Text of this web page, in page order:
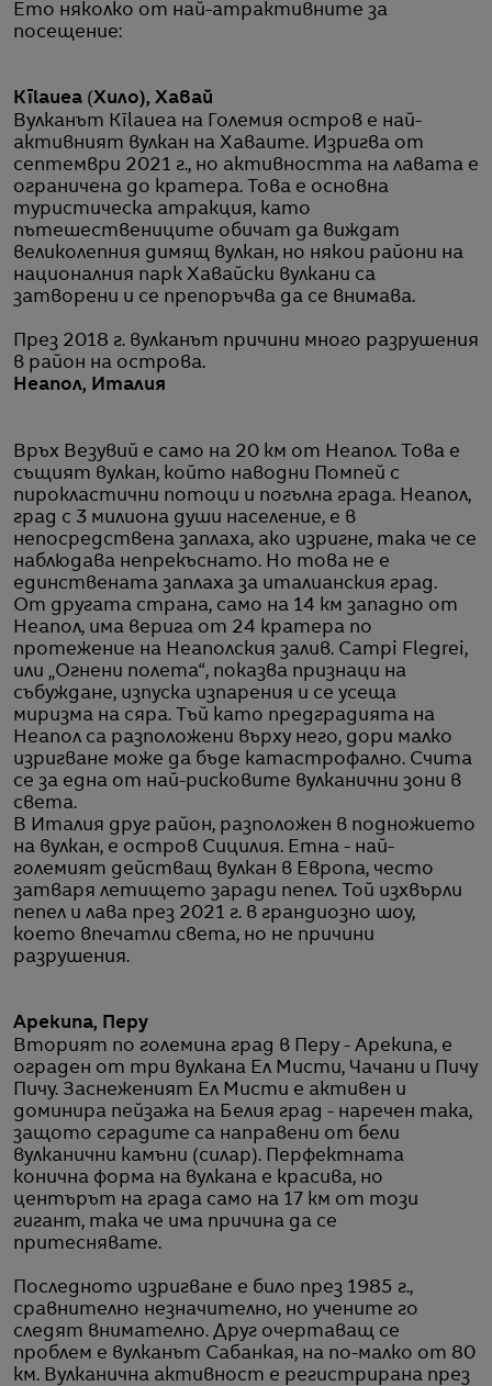
Ето няколко от най-атрактивните за
посещение:
Kīlauea (Хило), Хавай
Вулканът Kīlauea на Големия остров е най-
активният вулкан на Хаваите. Изригва от
септември 2021 г., но активността на лавата е
ограничена до кратера. Това е основна
туристическа атракция, като
пътешествениците обичат да виждат
великолепния димящ вулкан, но някои райони на
националния парк Хавайски вулкани са
затворени и се препоръчва да се внимава.
През 2018 г. вулканът причини много разрушения
в район на острова.
Неапол, Италия
Връх Везувий е само на 20 км от Неапол. Това е
същият вулкан, който наводни Помпей с
пирокластични потоци и погълна града. Неапол,
град с 3 милиона души население, е в
непосредствена заплаха, ако изригне, така че се
наблюдава непрекъснато. Но това не е
единствената заплаха за италианския град.
От другата страна, само на 14 км западно от
Неапол, има верига от 24 кратера по
протежение на Неаполския залив. Campi Flegrei,
или „Огнени полета“, показва признаци на
събуждане, изпуска изпарения и се усеща
миризма на сяра. Тъй като предградията на
Неапол са разположени върху него, дори малко
изригване може да бъде катастрофално. Счита
се за една от най-рисковите вулканични зони в
света.
В Италия друг район, разположен в подножието
на вулкан, е остров Сицилия. Етна - най-
големият действащ вулкан в Европа, често
затваря летището заради пепел. Той изхвърли
пепел и лава през 2021 г. в грандиозно шоу,
което впечатли света, но не причини
разрушения.
Арекипа, Перу
Вторият по големина град в Перу - Арекипа, е
ограден от три вулкана Ел Мисти, Чачани и Пичу
Пичу. Заснеженият Ел Мисти е активен и
доминира пейзажа на Белия град - наречен така,
защото сградите са направени от бели
вулканични камъни (силар). Перфектната
конична форма на вулкана е красива, но
центърът на града само на 17 км от този
гигант, така че има причина да се
притеснявате.
Последното изригване е било през 1985 г.,
сравнително незначително, но учените го
следят внимателно. Друг очертаващ се
проблем е вулканът Сабанкая, на по-малко от 80
км. Вулканична активност е регистрирана през